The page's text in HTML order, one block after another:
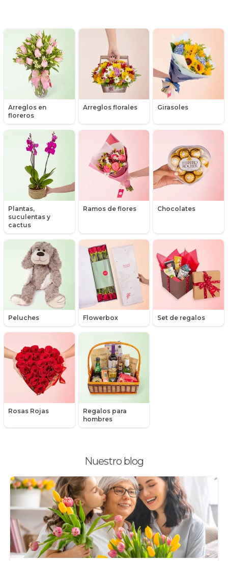
Arreglos en
floreros
Arreglos florales Girasoles
Plantas,
suculentas y
cactus
Ramos de flores Chocolates
Peluches Flowerbox Set de regalos
Rosas Rojas
Regalos para
hombres
Nuestro blog
Día de la secretaria
Flores y Regalos de Navidad
Gerberas
Girasoles
Globos
Graduación
Hipericum
Libros
Maules
Mensajes
Minirosas
Nacimiento de niños
Nacimientos
Nacimientos de niñas
Packs de productos
Peluches
Peonias
Promociones y Ofertas
Ramos de Flores
Ramos de Novia
Ramos de Rosas
Regalos a Domicilio